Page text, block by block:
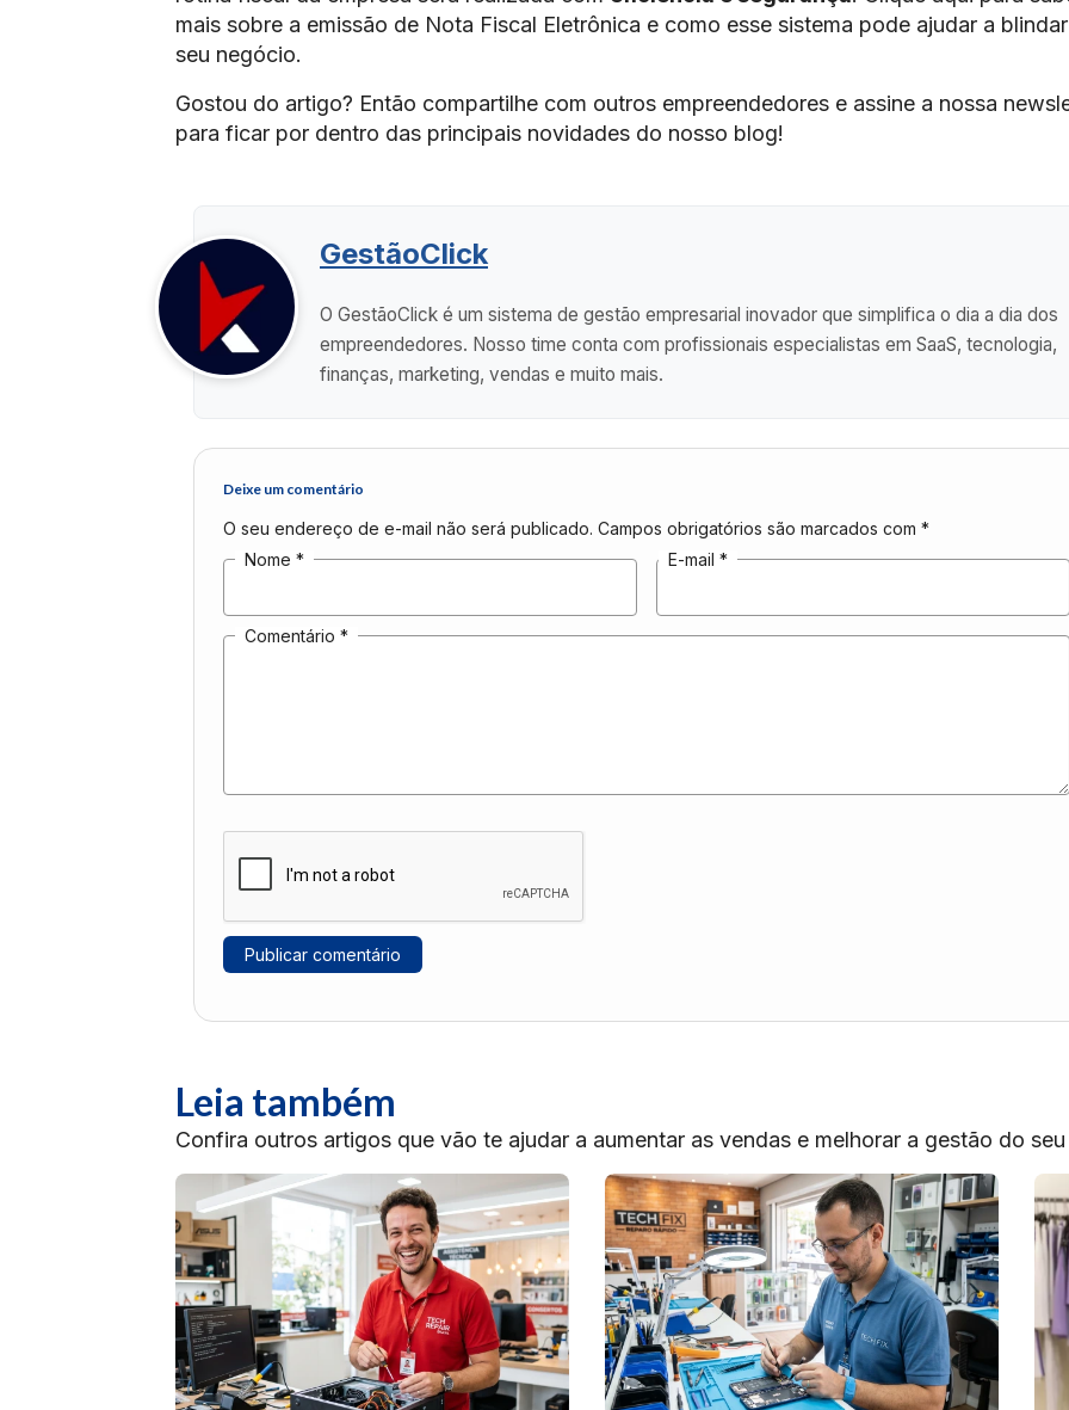
mais sobre a emissão de Nota Fiscal Eletrônica e como esse sistema pode ajudar a
seu negócio.
Gostou do artigo? Então compartilhe com outros empreendedores e assine a nossa
para ficar por dentro das principais novidades do nosso blog!
GestãoClick
O GestãoClick é um sistema de gestão empresarial inovador que simplifica o dia a dia dos
empreendedores. Nosso time conta com profissionais especialistas em SaaS, tecnologia,
finanças, marketing, vendas e muito mais.
Deixe um comentário
O seu endereço de e-mail não será publicado. Campos obrigatórios são marcados com *
Nome * E-mail *
Comentário *
Leia também
Confira outros artigos que vão te ajudar a aumentar as vendas e melhorar a gestão do